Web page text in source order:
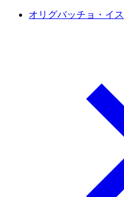
オリグバッチョ・イ